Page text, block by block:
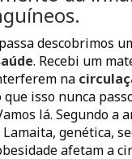
descobrimos
. Recebi um
na
que isso nunca
lá. Segundo a
genética,
afetam a